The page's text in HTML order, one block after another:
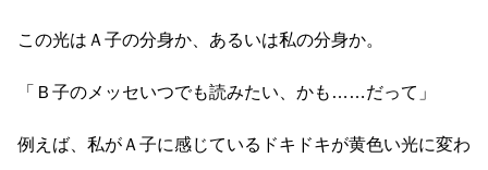
この光はＡ子の分身か、あるいは私の分身か。
「Ｂ子のメッセいつでも読みたい、かも ……だって」
例えば、私がＡ子に感じているドキドキが黄色い光に変わ